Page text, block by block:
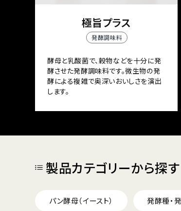
極旨プラス
発酵調味料
酵母と乳酸菌で、穀物などを十分に発
酵させた発酵調味料です。微生物の発
酵による複雑で奥深いおいしさを演出
します。
製品カテゴリーから探す
パン酵母（イースト） 発酵種・